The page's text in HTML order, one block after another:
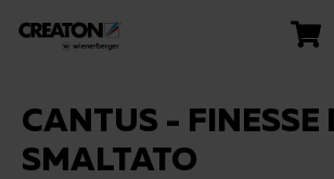
CANTUS - FINESSE
SMALTATO